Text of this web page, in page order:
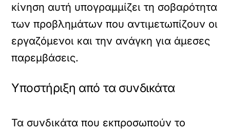
κίνηση αυτή υπογραμμίζει τη σοβαρότητα
των προβλημάτων που αντιμετωπίζουν οι
εργαζόμενοι και την ανάγκη για άμεσες
παρεμβάσεις.
Υποστήριξη από τα συνδικάτα
Τα συνδικάτα που εκπροσωπούν το